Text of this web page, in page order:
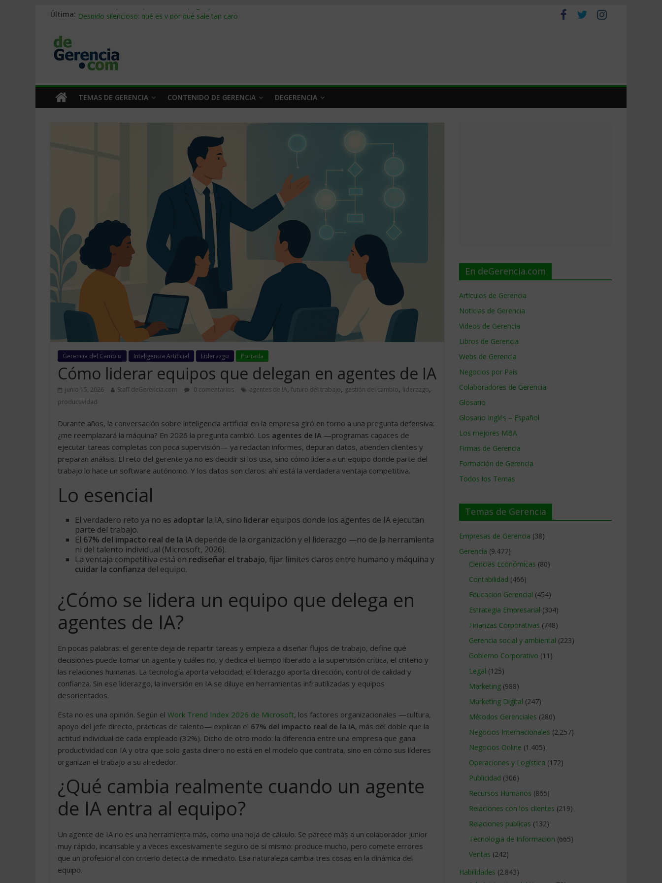
Última: Stablecoins para empresas: cómo pagar y cobrar en 2026
Trabajo forzoso en la cadena de suministro: qué hacer
Mercado hispano de EE. UU.: cómo segmentarlo y venderle
TEMAS DE GERENCIA CONTENIDO DE GERENCIA DEGERENCIA
Gerencia del Cambio Inteligencia Artificial Liderazgo Portada
Cómo liderar equipos que delegan en agentes de IA
junio 15, 2026 Staff deGerencia.com 0 comentarios agentes de IA, futuro del trabajo, gestión del cambio, liderazgo,
productividad
Durante años, la conversación sobre inteligencia artificial en la empresa giró en torno a una pregunta defensiva:
¿me reemplazará la máquina? En 2026 la pregunta cambió. Los agentes de IA —programas capaces de
ejecutar tareas completas con poca supervisión— ya redactan informes, depuran datos, atienden clientes y
preparan análisis. El reto del gerente ya no es decidir si los usa, sino cómo lidera a un equipo donde parte del
trabajo lo hace un software autónomo. Y los datos son claros: ahí está la verdadera ventaja competitiva.
Lo esencial
El verdadero reto ya no es adoptar la IA, sino liderar equipos donde los agentes de IA ejecutan
parte del trabajo.
El 67% del impacto real de la IA depende de la organización y el liderazgo —no de la herramienta
ni del talento individual (Microsoft, 2026).
La ventaja competitiva está en rediseñar el trabajo, fijar límites claros entre humano y máquina y
cuidar la confianza del equipo.
¿Cómo se lidera un equipo que delega en
agentes de IA?
En pocas palabras: el gerente deja de repartir tareas y empieza a diseñar flujos de trabajo, define qué
decisiones puede tomar un agente y cuáles no, y dedica el tiempo liberado a la supervisión crítica, el criterio y
las relaciones humanas. La tecnología aporta velocidad; el liderazgo aporta dirección, control de calidad y
confianza. Sin ese liderazgo, la inversión en IA se diluye en herramientas infrautilizadas y equipos
desorientados.
Esta no es una opinión. Según el Work Trend Index 2026 de Microsoft, los factores organizacionales —cultura,
apoyo del jefe directo, prácticas de talento— explican el 67% del impacto real de la IA, más del doble que la
actitud individual de cada empleado (32%). Dicho de otro modo: la diferencia entre una empresa que gana
productividad con IA y otra que solo gasta dinero no está en el modelo que contrata, sino en cómo sus líderes
organizan el trabajo a su alrededor.
¿Qué cambia realmente cuando un agente
de IA entra al equipo?
Un agente de IA no es una herramienta más, como una hoja de cálculo. Se parece más a un colaborador junior
muy rápido, incansable y a veces excesivamente seguro de sí mismo: produce mucho, pero comete errores
que un profesional con criterio detecta de inmediato. Esa naturaleza cambia tres cosas en la dinámica del
equipo.
En deGerencia.com
Artículos de Gerencia
Noticias de Gerencia
Videos de Gerencia
Libros de Gerencia
Webs de Gerencia
Negocios por País
Colaboradores de Gerencia
Glosario
Glosario Inglés – Español
Los mejores MBA
Firmas de Gerencia
Formación de Gerencia
Todos los Temas
Temas de Gerencia
Empresas de Gerencia (38)
Gerencia (9.477)
Ciencias Económicas (80)
Contabilidad (466)
Educacion Gerencial (454)
Estrategia Empresarial (304)
Finanzas Corporativas (748)
Gerencia social y ambiental (223)
Gobierno Corporativo (11)
Legal (125)
Marketing (988)
Marketing Digital (247)
Métodos Gerenciales (280)
Negocios Internacionales (2.257)
Negocios Online (1.405)
Operaciones y Logística (172)
Publicidad (306)
Recursos Humanos (865)
Relaciones con los clientes (219)
Relaciones publicas (132)
Tecnologia de Informacion (665)
Ventas (242)
Habilidades (2.843)